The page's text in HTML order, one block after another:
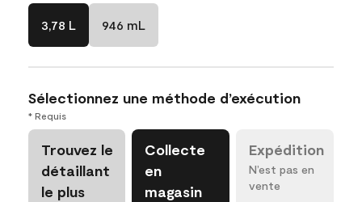
3,78 L 946 mL
Sélectionnez une méthode d’exécution
* Requis
Trouvez le
détaillant
le plus
Collecte
en
magasin
Expédition
N’est pas en
vente